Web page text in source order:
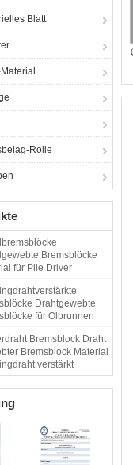
Blatt
Rolle
Bremsblöcke
für Pile Driver
Drahtgewebte
für Ölbrunnen
Bremsblock Draht
Bremsblock Material
verstärkt